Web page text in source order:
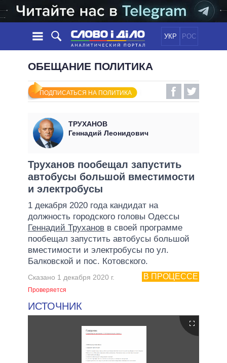
УКР РОС
НОВОСТИ
ЛЕНТА
СОБЫТИЯ
СТАТЬИ
МНЕНИЯ
ОБЗОРЫ
ДАЙДЖЕСТЫ
ПОЛИТИКА
ЭКОНОМИКА
МИР
ОБЕЩАНИЯ
ВСЕ ПОЛИТИКИ
ПРЕЗИДЕНТ И ОФИС
ВЕРХОВНАЯ РАДА
КАБИНЕТ МИНИСТРОВ
ГЛАВЫ ОБЛАДМИНИСТРАЦИЙ
МЭРЫ
ВСЕ ПЕРСОНЫ
ИНФОГРАФИКА
ПОДДЕРЖАТЬ
ОБЕЩАНИЕ ПОЛИТИКА
ПОДПИСАТЬСЯ НА ПОЛИТИКА
ТРУХАНОВ
Геннадий Леонидович
Труханов пообещал запустить
автобусы большой вместимости
и электробусы
1 декабря 2020 года кандидат на
должность городского головы Одессы
Геннадий Труханов в своей программе
пообещал запустить автобусы большой
вместимости и электробусы по ул.
Балковской и пос. Котовского.
В ПРОЦЕССЕ
Сказано 1 декабря 2020 г.
Проверяется
ИСТОЧНИК